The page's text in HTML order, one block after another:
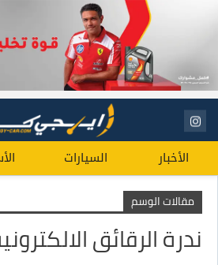
الأخبار السيارات
مقالات الوسم
ندرة الرقائق